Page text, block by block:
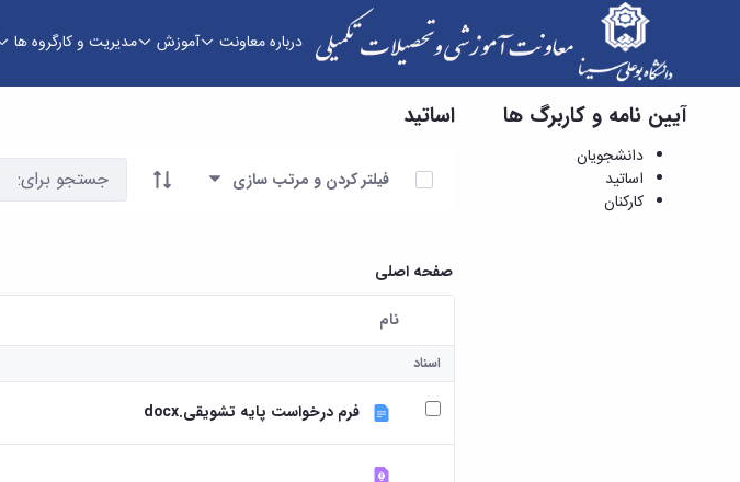
درباره معاونت آموزش مدیریت و کارگروه ها
اساتید - معاونت آموزشی و تحصیلات تکمیلی
آیین نامه و کاربرگ ها
دانشجویان
اساتید
کارکنان
اساتید
آیتم ها را انتخاب کنید
فیلتر کردن و مرتب سازی
صفحه اصلی
کاربر انتخاب شده
نام
اسناد
فرم درخواست پایه تشویقی.docx